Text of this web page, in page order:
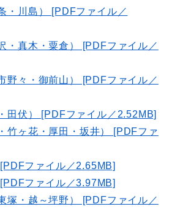
・川島） [PDFファイル／
・真木・粟倉） [PDFファイル／
野々・御前山） [PDFファイル／
田伏） [PDFファイル／2.52MB]
竹ヶ花・厚田・坂井） [PDFファ
ファイル／2.65MB]
ファイル／3.97MB]
塚・越～坪野） [PDFファイル／